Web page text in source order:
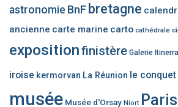
u
c
t
g
astronomie BnF bretagne
ancienne carte marine carto cathédrale
expositionfinistère Galerie
iroise kermorvan La Réunion le conquet
musée Musée d'Orsay Niort Paris